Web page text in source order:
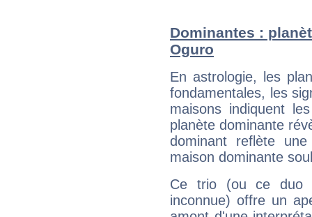
Dominantes :
Oguro
En astrologie, les
fondamentales, les
maisons indiquent
planète dominante
dominant reflète
maison dominante
Ce trio (ou ce duo
inconnue) offre un